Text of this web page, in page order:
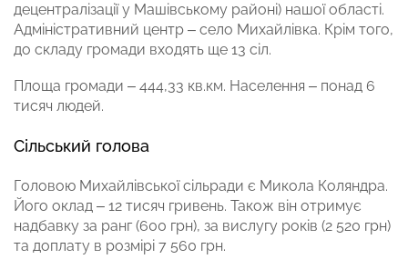
децентралізації у Машівському районі) нашої області.
Адміністративний центр – село Михайлівка. Крім того,
до складу громади входять ще 13 сіл.
Площа громади – 444,33 кв.км. Населення – понад 6
тисяч людей.
Сільський голова
Головою Михайлівської сільради є Микола Коляндра.
Його оклад – 12 тисяч гривень. Також він отримує
надбавку за ранг (600 грн), за вислугу років (2 520 грн)
та доплату в розмірі 7 560 грн.